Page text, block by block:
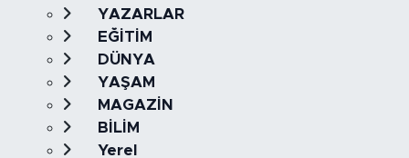
YAZARLAR
EĞİTİM
DÜNYA
YAŞAM
MAGAZİN
BİLİM
Yerel